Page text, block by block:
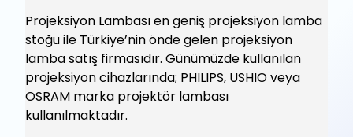
Projeksiyon Lambası en geniş projeksiyon lamba
stoğu ile Türkiye’nin önde gelen projeksiyon
lamba satış firmasıdır. Günümüzde kullanılan
projeksiyon cihazlarında; PHILIPS, USHIO veya
OSRAM marka projektör lambası
kullanılmaktadır.